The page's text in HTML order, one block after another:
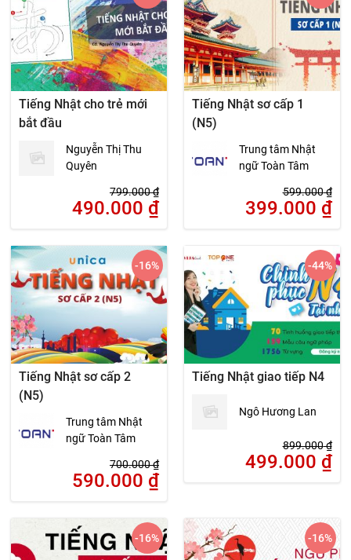
Tiếng Nhật cho trẻ mới
bắt đầu
Nguyễn Thị Thu
Quyên
799.000₫
490.000 ₫
Tiếng Nhật sơ cấp 1
(N5)
Trung tâm Nhật
ngữ Toàn Tâm
599.000₫
399.000 ₫
Tiếng Nhật sơ cấp 2
(N5)
Trung tâm Nhật
ngữ Toàn Tâm
700.000₫
590.000 ₫
-16%
Tiếng Nhật giao tiếp N4
Ngô Hương Lan
899.000₫
499.000 ₫
-44%
-16% -16%